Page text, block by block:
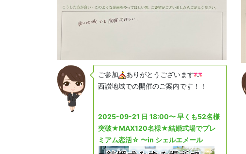
ご参加
ありがとうございます
西讃地域での開催のご案内です！！
2025-09-21 日 18:00〜 早くも52名様
突破★MAX120名様★結婚式場でプレ
ミアム恋活☆ 〜in シェルエメール